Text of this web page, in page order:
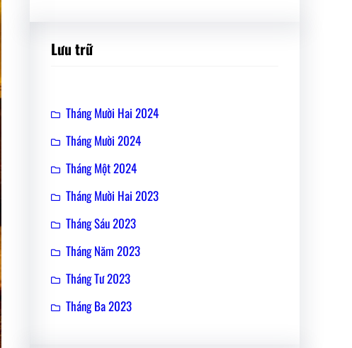
Lưu trữ
Tháng Mười Hai 2024
Tháng Mười 2024
Tháng Một 2024
Tháng Mười Hai 2023
Tháng Sáu 2023
Tháng Năm 2023
Tháng Tư 2023
Tháng Ba 2023